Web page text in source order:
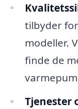
tilbyder
modeller.
finde de
Tjenester